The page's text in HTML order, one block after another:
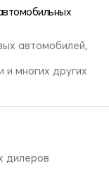
автомобилей,
и многих других
дилеров